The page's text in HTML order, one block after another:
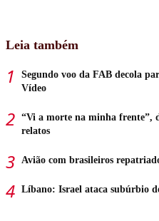
Leia também
Segundo voo da FAB decola
Vídeo
“Vi a morte na minha frente”,
relatos
Avião com brasileiros
Líbano: Israel ataca subúrbio